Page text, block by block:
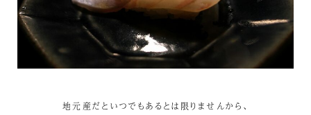
地元産だといつでもあるとは限りませんから、